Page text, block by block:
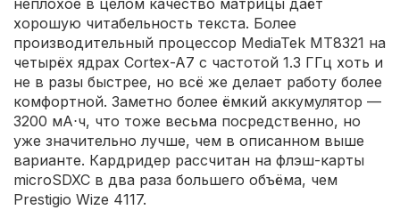
неплохое в целом качество матрицы даёт
хорошую читабельность текста. Более
производительный процессор MediaTek MT8321 на
четырёх ядрах Cortex-A7 с частотой 1.3 ГГц хоть и
не в разы быстрее, но всё же делает работу более
комфортной. Заметно более ёмкий аккумулятор —
3200 мА⋅ч, что тоже весьма посредственно, но
уже значительно лучше, чем в описанном выше
варианте. Кардридер рассчитан на флэш-карты
microSDXC в два раза большего объёма, чем
Prestigio Wize 4117.